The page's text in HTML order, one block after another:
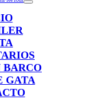
BARCO
GATA